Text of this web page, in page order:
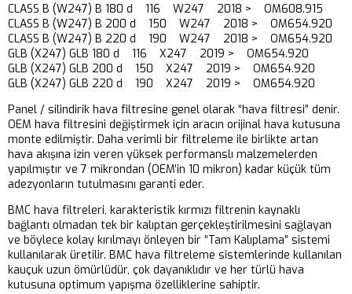
CLASS B (W247) B 180 d 116 W247 2018 > OM608.915
CLASS B (W247) B 200 d 150 W247 2018 > OM654.920
CLASS B (W247) B 220 d 190 W247 2018 > OM654.920
GLB (X247) GLB 180 d 116 X247 2019 > OM654.920
GLB (X247) GLB 200 d 150 X247 2019 > OM654.920
GLB (X247) GLB 220 d 190 X247 2019 > OM654.920
Panel / silindirik hava filtresine genel olarak “hava filtresi” denir.
OEM hava filtresini değiştirmek için aracın orijinal hava kutusuna
monte edilmiştir. Daha verimli bir filtreleme ile birlikte artan
hava akışına izin veren yüksek performanslı malzemelerden
yapılmıştır ve 7 mikrondan (OEM’in 10 mikron) kadar küçük tüm
adezyonların tutulmasını garanti eder.
BMC hava filtreleri, karakteristik kırmızı filtrenin kaynaklı
bağlantı olmadan tek bir kalıptan gerçekleştirilmesini sağlayan
ve böylece kolay kırılmayı önleyen bir “Tam Kalıplama” sistemi
kullanılarak üretilir. BMC hava filtreleme sistemlerinde kullanılan
kauçuk uzun ömürlüdür, çok dayanıklıdır ve her türlü hava
kutusuna optimum yapışma özelliklerine sahiptir.